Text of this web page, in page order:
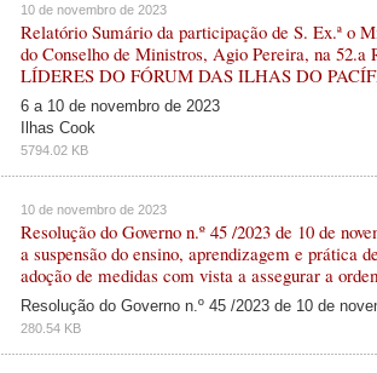
10 de novembro de 2023
Relatório Sumário da participação de S. Ex.ª o
do Conselho de Ministros, Agio Pereira, na
LÍDERES DO FÓRUM DAS ILHAS DO
6 a 10 de novembro de 2023
Ilhas Cook
5794.02 KB
10 de novembro de 2023
Resolução do Governo n.º 45 /2023 de 10 de
a suspensão do ensino, aprendizagem e prática
adoção de medidas com vista a assegurar a
Resolução do Governo n.º 45 /2023 de 10 de
280.54 KB